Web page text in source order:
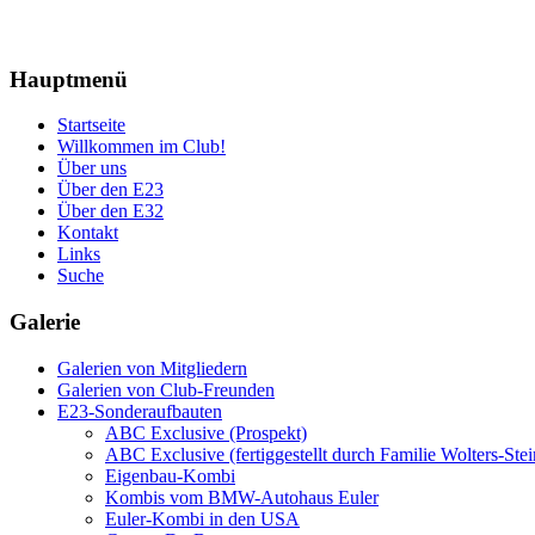
Hauptmenü
Startseite
Willkommen im Club!
Über uns
Über den E23
Über den E32
Kontakt
Links
Suche
Galerie
Galerien von Mitgliedern
Galerien von Club-Freunden
E23-Sonderaufbauten
ABC Exclusive (Prospekt)
ABC Exclusive (fertiggestellt durch Familie Wolters-
Eigenbau-Kombi
Kombis vom BMW-Autohaus Euler
Euler-Kombi in den USA